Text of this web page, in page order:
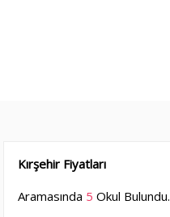
Kırşehir Fiyatları
Aramasında 5 Okul Bulundu.